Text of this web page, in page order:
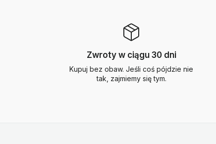
Zwroty w ciągu 30 dni
Kupuj bez obaw. Jeśli coś pójdzie nie
tak, zajmiemy się tym.